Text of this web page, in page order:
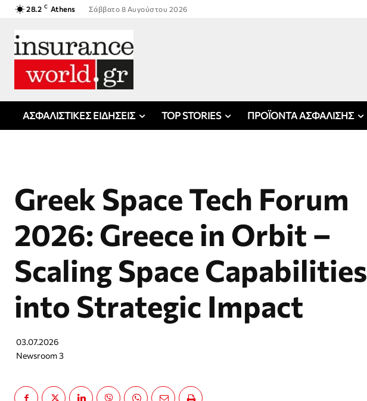
28.2 C Athens Σάββατο 8 Αυγούστου 2026
ΑΣΦΑΛΙΣΤΙΚΕΣ ΕΙΔΗΣΕΙΣ TOP STORIES ΠΡΟΪΟΝΤΑ ΑΣΦΑΛΙΣΗΣ
Greek Space Tech Forum
2026: Greece in Orbit –
Scaling Space Capabilities
into Strategic Impact
03.07.2026
Newsroom 3